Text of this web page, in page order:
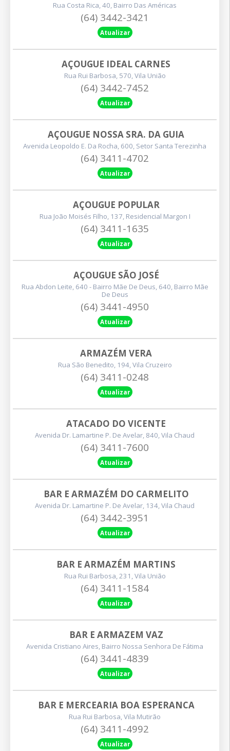
Rua Costa Rica, 40, Bairro Das Américas
(64) 3442-3421
Atualizar
AÇOUGUE IDEAL CARNES
Rua Rui Barbosa, 570, Vila União
(64) 3442-7452
Atualizar
AÇOUGUE NOSSA SRA. DA GUIA
Avenida Leopoldo E. Da Rocha, 600, Setor Santa Terezinha
(64) 3411-4702
Atualizar
AÇOUGUE POPULAR
Rua João Moisés Filho, 137, Residencial Margon I
(64) 3411-1635
Atualizar
AÇOUGUE SÃO JOSÉ
Rua Abdon Leite, 640 - Bairro Mãe De Deus, 640, Bairro Mãe
De Deus
(64) 3441-4950
Atualizar
ARMAZÉM VERA
Rua São Benedito, 194, Vila Cruzeiro
(64) 3411-0248
Atualizar
ATACADO DO VICENTE
Avenida Dr. Lamartine P. De Avelar, 840, Vila Chaud
(64) 3411-7600
Atualizar
BAR E ARMAZÉM DO CARMELITO
Avenida Dr. Lamartine P. De Avelar, 134, Vila Chaud
(64) 3442-3951
Atualizar
BAR E ARMAZÉM MARTINS
Rua Rui Barbosa, 231, Vila União
(64) 3411-1584
Atualizar
BAR E ARMAZEM VAZ
Avenida Cristiano Aires, Bairro Nossa Senhora De Fátima
(64) 3441-4839
Atualizar
BAR E MERCEARIA BOA ESPERANCA
Rua Rui Barbosa, Vila Mutirão
(64) 3411-4992
Atualizar